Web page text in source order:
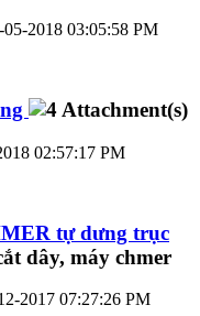
05-2018 03:05:58 PM
02:57:17 PM
tự dưng trục
2017 07:27:26 PM